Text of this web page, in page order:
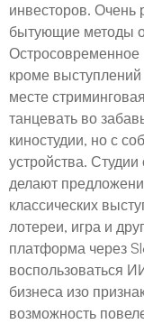
инвесторов. Очень
бытующие методы
Остросовременное
кроме
месте
танцевать во
киностудии, но с
устройства.
делают
классических
лотереи, игра и
платформа через
воспользоваться
бизнеса изо
возможность